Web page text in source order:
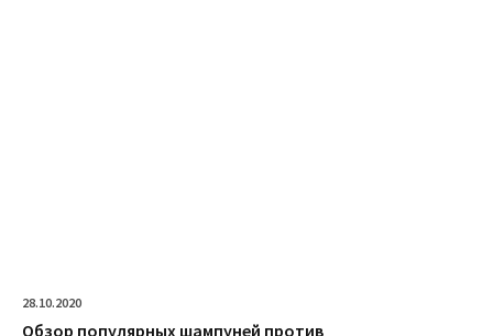
28.10.2020
Обзор популярных шампуней против